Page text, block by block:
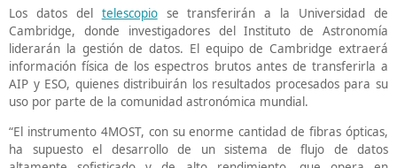
Los datos del telescopiose transferirán a la Universidad de
Cambridge, donde investigadores del Instituto de Astronomía
liderarán la gestión de datos. El equipo de Cambridge extraerá
información física de los espectros brutos antes de transferirla a
AIP y ESO, quienes distribuirán los resultados procesados ​​para su
uso por parte de la comunidad astronómica mundial.
“El instrumento 4MOST, con su enorme cantidad de fibras ópticas,
ha supuesto el desarrollo de un sistema de flujo de datos